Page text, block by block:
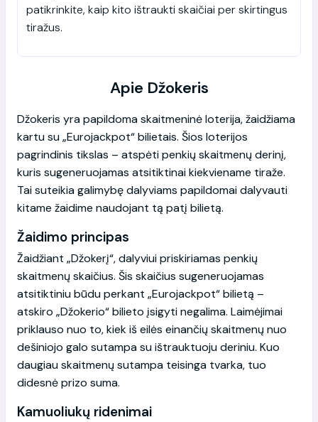
patikrinkite, kaip kito ištraukti skaičiai per skirtingus
tiražus.
Apie Džokeris
Džokeris yra papildoma skaitmeninė loterija, žaidžiama
kartu su „Eurojackpot“ bilietais. Šios loterijos
pagrindinis tikslas – atspėti penkių skaitmenų derinį,
kuris sugeneruojamas atsitiktinai kiekviename tiraže.
Tai suteikia galimybę dalyviams papildomai dalyvauti
kitame žaidime naudojant tą patį bilietą.
Žaidimo principas
Žaidžiant „Džokerį“, dalyviui priskiriamas penkių
skaitmenų skaičius. Šis skaičius sugeneruojamas
atsitiktiniu būdu perkant „Eurojackpot“ bilietą –
atskiro „Džokerio“ bilieto įsigyti negalima. Laimėjimai
priklauso nuo to, kiek iš eilės einančių skaitmenų nuo
dešiniojo galo sutampa su ištrauktuoju deriniu. Kuo
daugiau skaitmenų sutampa teisinga tvarka, tuo
didesnė prizo suma.
Kamuoliukų ridenimai